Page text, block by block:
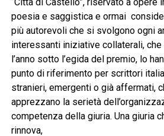
“Città di Castello”, riservato a opere
poesia e saggistica e ormai
più autorevoli che si svolgono ogni
interessanti iniziative collaterali,
l’anno sotto l’egida del premio, lo
punto di riferimento per scrittori
stranieri, emergenti o già affermati,
apprezzano la serietà
competenza della giuria. Una giuria
rinnova,